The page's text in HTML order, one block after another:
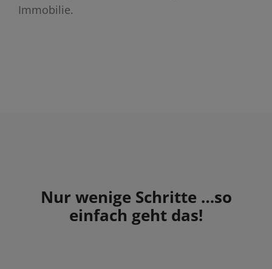
Immobilie.
Nur wenige Schritte …so
einfach geht das!